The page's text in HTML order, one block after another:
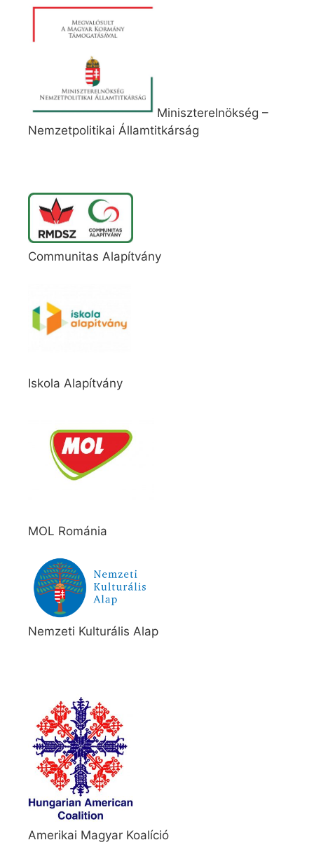
Miniszterelnökség –
Nemzetpolitikai Államtitkárság
Communitas Alapítvány
Iskola Alapítvány
MOL Románia
Nemzeti Kulturális Alap
Amerikai Magyar Koalíció